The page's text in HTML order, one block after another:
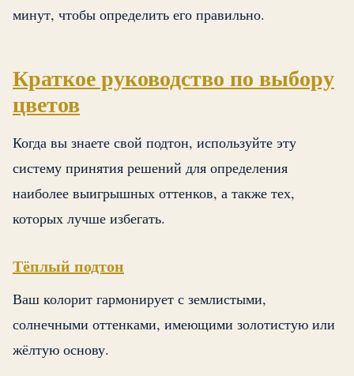
минут, чтобы определить его правильно.
Краткое руководство по выбору
цветов
Когда вы знаете свой подтон, используйте эту
систему принятия решений для определения
наиболее выигрышных оттенков, а также тех,
которых лучше избегать.
Тёплый подтон
Ваш колорит гармонирует с землистыми,
солнечными оттенками, имеющими золотистую или
жёлтую основу.